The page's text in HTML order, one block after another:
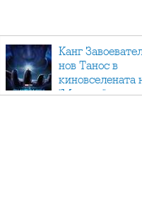
Канг
нов Танос в
киновселената
"Марвъл"